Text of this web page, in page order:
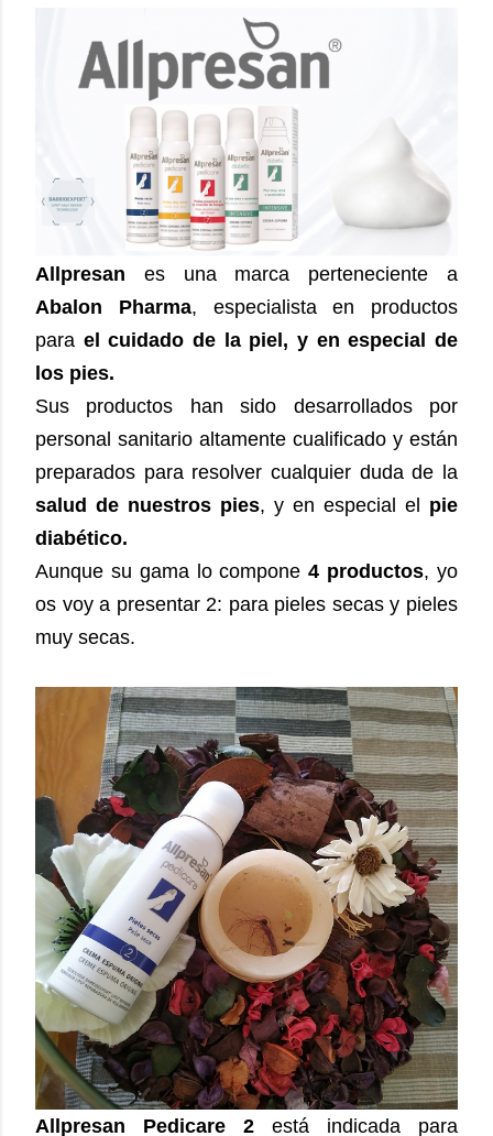
Allpresan es una marca perteneciente a
Abalon Pharma, especialista en productos
para el cuidado de la piel, y en especial de
los pies.
Sus productos han sido desarrollados por
personal sanitario altamente cualificado y están
preparados para resolver cualquier duda de la
salud de nuestros pies, y en especial el pie
diabético.
Aunque su gama lo compone4 productos, yo
os voy a presentar 2: para pieles secas y pieles
muy secas.
Allpresan Pedicare 2 está indicada para